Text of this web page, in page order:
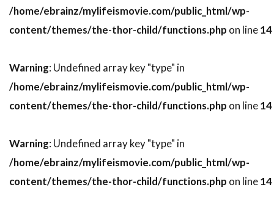
トッド・リーバーマン
トッド・ルイーゾ
トニ・コレット
トニーノ・デリ・コリ
トニー・シャルーブ
トニー・ジャー
トニー・モレーリ
トニー・ロンゴ
トビン・ベル
トビー・エメリッヒ
トビー・ジョーンズ
トビー・マグワイア
/home/ebrainz/mylifeismovie.com/public_html/wp-
content/themes/the-thor-child/functions.php on line14
Warning: Undefined array key "type" in
/home/ebrainz/mylifeismovie.com/public_html/wp-
content/themes/the-thor-child/functions.php on line14
Warning: Undefined array key "type" in
/home/ebrainz/mylifeismovie.com/public_html/wp-
content/themes/the-thor-child/functions.php on line14